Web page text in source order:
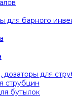
для барного
дозаторы для
струбцин
бутылок